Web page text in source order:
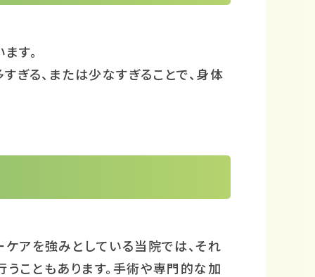
す。
ぎる、または少なすぎることで、身体
アを強みとしている当院では、それ
こともあります。手術や専門的な加